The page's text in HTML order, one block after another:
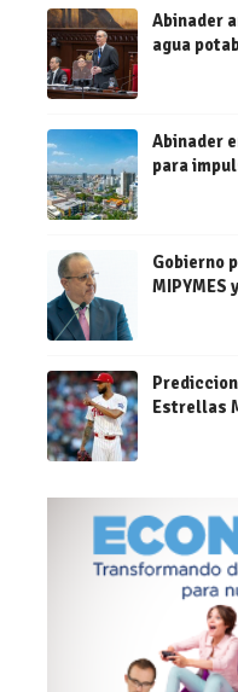
Abinader
agua
Abinader
para
Gobierno
Estrellas